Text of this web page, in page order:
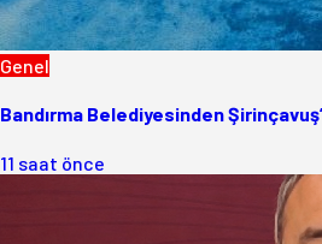
Genel
Bandırma Belediyesinden
11 saat önce